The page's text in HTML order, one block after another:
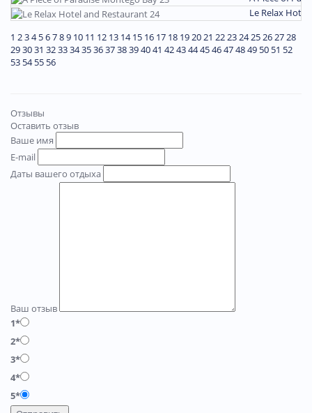
Le Relax
1 234 56789 10 11 12 13 14 15 16 17 18 19 20 21 22 23 24 25 26 27 28
293031 32333435363738394041 4243444546474849 50 51 52
53 54 55 56
Отзывы
Оставить отзыв
Ваше имя
E-mail
Даты вашего отдыха
Ваш отзыв
1*
2*
3*
4*
5*